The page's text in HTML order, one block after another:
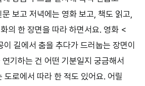
보고 저녁에는 영화 보고, 책도 읽고,
의 한 장면을 따라 하면서요. 영화 <
길에서 춤을 추다가 드러눕는 장면이
기하는 건 어떤 기분일지 궁금해서
도로에서 따라 한 적도 있어요. 어릴